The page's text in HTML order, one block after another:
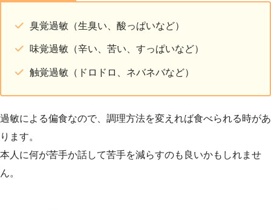
臭覚過敏（生臭い、酸っぱいなど）
味覚過敏（辛い、苦い、すっぱいなど）
触覚過敏（ドロドロ、ネバネバなど）
過敏による偏食なので、調理方法を変えれば食べられる時があ
ります。
本人に何が苦手か話して苦手を減らすのも良いかもしれませ
ん。